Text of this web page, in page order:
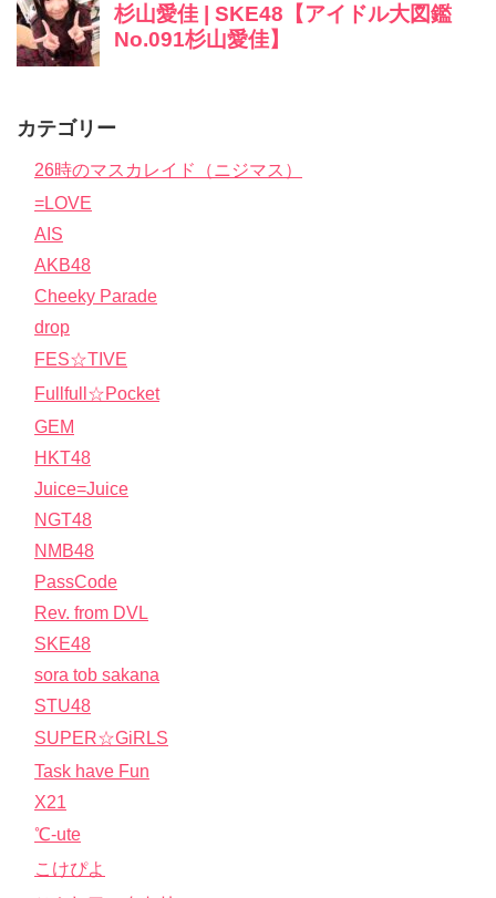
カテゴリー
26時のマスカレイド（ニジマス）
=LOVE
AIS
AKB48
Cheeky Parade
drop
FES☆TIVE
Fullfull☆Pocket
GEM
HKT48
Juice=Juice
NGT48
NMB48
PassCode
Rev. from DVL
SKE48
sora tob sakana
STU48
SUPER☆GiRLS
Task have Fun
X21
℃-ute
こけぴよ